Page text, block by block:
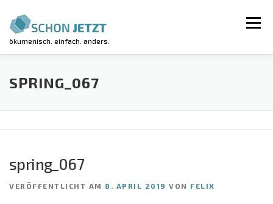
Inhalt
springen
ökumenisch. einfach. anders.
Menü
AKTUELLES VERANSTALTUNGEN
KIRCHE KUNTERBUNT
SPRING_067
spring_067
VERÖFFENTLICHT AM 8. APRIL 2019 VON FELIX